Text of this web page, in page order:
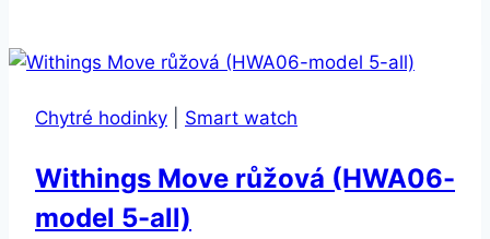
Galaxy
GP-
22mm
černý
Chytré hodinky Smart watch
Withings Move růžová (HWA06-
model 5-all)